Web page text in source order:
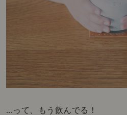
...って、もう飲んでる！